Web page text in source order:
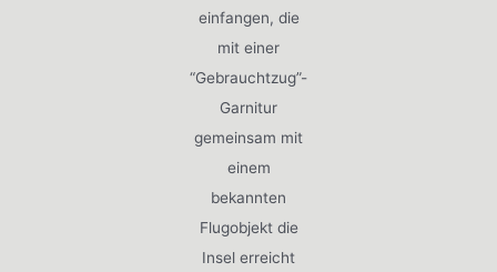
einfangen, die
mit einer
“Gebrauchtzug”-
Garnitur
gemeinsam mit
einem
bekannten
Flugobjekt die
Insel erreicht